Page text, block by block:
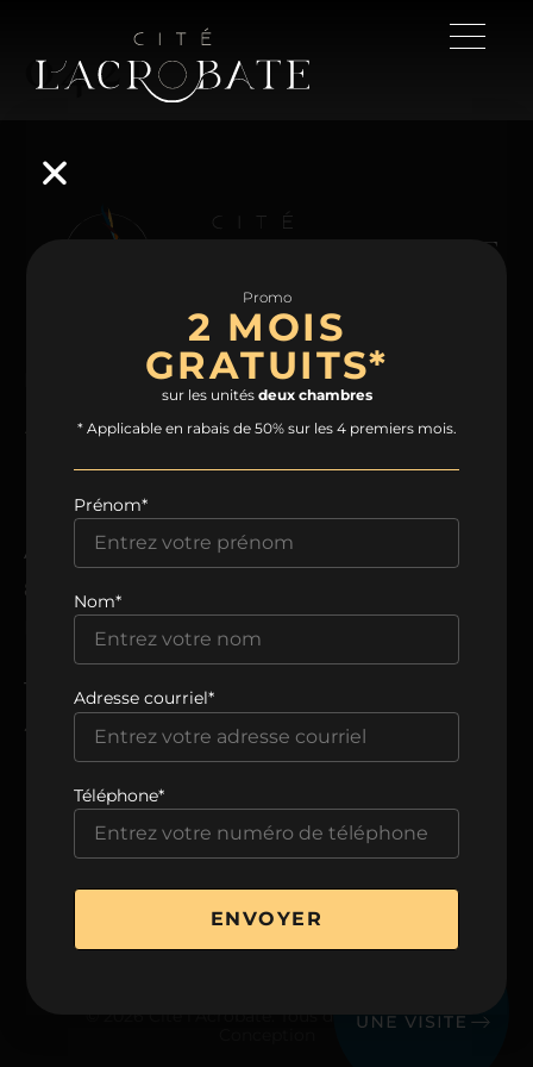
0421
NAVIGATION
Accueil
Projet Condos Plans
ADRESSE
8205, avenue du Cirque,
Montréal, QC H1Z 0B5
TÉLÉPHONE
438 806-0999
© 2026 Cité l’Acrobate. Tous droits réservés.
Promo
2 MOIS
GRATUITS*
sur les unités deux chambres
* Applicable en rabais de 50% sur les 4 premiers mois.
Prénom*
Nom*
Adresse courriel*
Téléphone*
ENVOYER